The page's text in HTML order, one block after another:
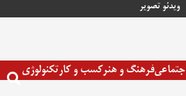
ویدئو تصویر
فرهنگ و هنرکسب و کارتکنولوژی